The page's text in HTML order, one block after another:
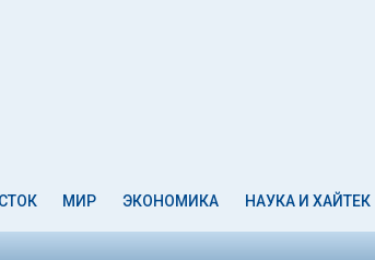
МИР ЭКОНОМИКА НАУКА И ХАЙТЕК